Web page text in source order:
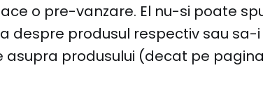
o pre-vanzare. El nu-si poate
despre produsul respectiv sau sa-
asupra produsului (decat pe pagina